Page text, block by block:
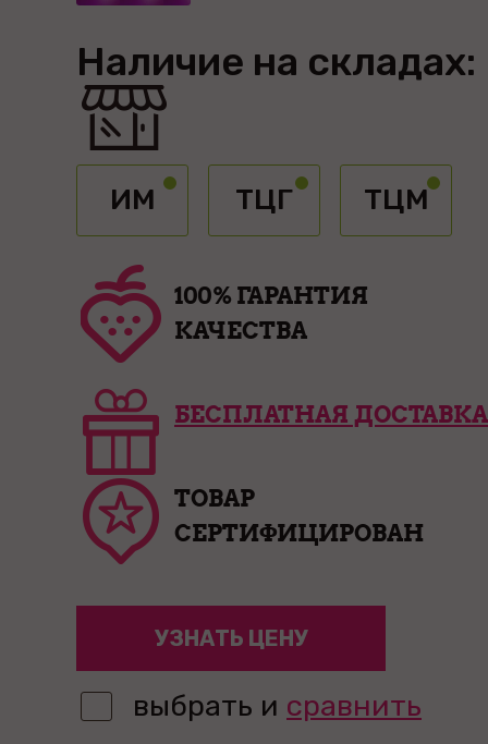
Наличие на складах:
ИМ ТЦГ ТЦМ
100% ГАРАНТИЯ
КАЧЕСТВА
БЕСПЛАТНАЯ ДОСТАВКА
ТОВАР
СЕРТИФИЦИРОВАН
УЗНАТЬ ЦЕНУ
выбрать и сравнить